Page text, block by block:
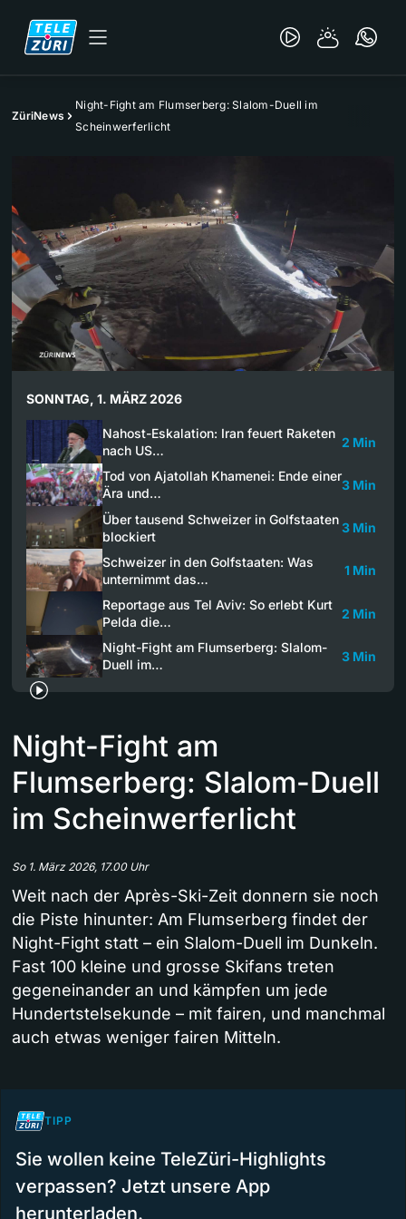
ZüriNews
Night-Fight am Flumserberg: Slalom-Duell im
Scheinwerferlicht
SONNTAG, 1. MÄRZ 2026
Nahost-Eskalation: Iran feuert Raketen
nach US…
2 Min
Tod von Ajatollah Khamenei: Ende einer
Ära und…
3 Min
Über tausend Schweizer in Golfstaaten
blockiert
3 Min
Schweizer in den Golfstaaten: Was
unternimmt das…
1 Min
Reportage aus Tel Aviv: So erlebt Kurt
Pelda die…
2 Min
Night-Fight am Flumserberg: Slalom-
Duell im…
3 Min
Night-Fight am
Flumserberg: Slalom-Duell
im Scheinwerferlicht
So 1. März 2026, 17.00 Uhr
Weit nach der Après-Ski-Zeit donnern sie noch
die Piste hinunter: Am Flumserberg findet der
Night-Fight statt – ein Slalom-Duell im Dunkeln.
Fast 100 kleine und grosse Skifans treten
gegeneinander an und kämpfen um jede
Hundertstelsekunde – mit fairen, und manchmal
auch etwas weniger fairen Mitteln.
TIPP
Sie wollen keine TeleZüri-Highlights
verpassen? Jetzt unsere App
herunterladen.